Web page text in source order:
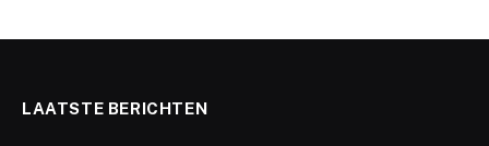
LAATSTE BERICHTEN